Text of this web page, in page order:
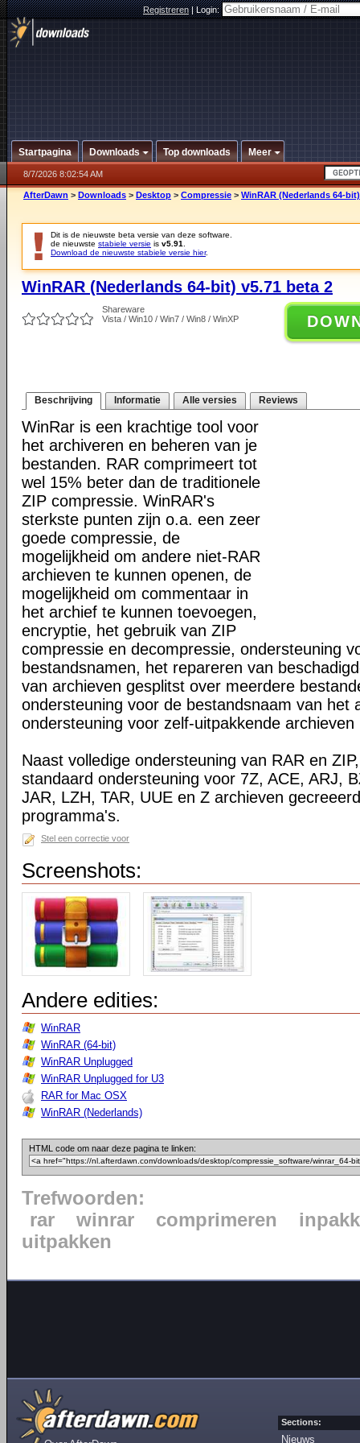
Registreren|Login:
Startpagina Downloads Top downloads Meer
8/7/2026 8:02:54 AM
AfterDawn > Downloads > Desktop > Compressie > WinRAR (Nederlands 64-
Dit is de nieuwste beta versie van deze software.
de nieuwste stabiele versie is v5.91
Download de nieuwste stabiele versie hier.
WinRAR (Nederlands 64-bit) v5.71 beta 2
Shareware
Vista / Win10 / Win7 / Win8 / WinXP
Beschrijving Informatie Alle versies Reviews
WinRar is een krachtige tool voor
het archiveren en beheren van je
bestanden. RAR comprimeert tot
wel 15% beter dan de traditionele
ZIP compressie. WinRAR's
sterkste punten zijn o.a. een zeer
goede compressie, de
mogelijkheid om andere niet-RAR
archieven te kunnen openen, de
mogelijkheid om commentaar in
het archief te kunnen toevoegen,
encryptie, het gebruik van ZIP
compressie en decompressie, ondersteuning
bestandsnamen, het repareren van
van archieven gesplitst over meerdere
ondersteuning voor de bestandsnaam van het
ondersteuning voor zelf-uitpakkende archieven
Naast volledige ondersteuning van RAR en
standaard ondersteuning voor 7Z, ACE, ARJ,
JAR, LZH, TAR, UUE en Z archieven
programma's.
Stel een correctie voor
Screenshots:
Andere edities:
WinRAR
WinRAR (64-bit)
WinRAR Unplugged
WinRAR Unplugged for U3
RAR for Mac OSX
WinRAR (Nederlands)
HTML code om naar deze pagina te linken:
Trefwoorden:
rar
winrar comprimeren
uitpakken
Sections:
Nieuws